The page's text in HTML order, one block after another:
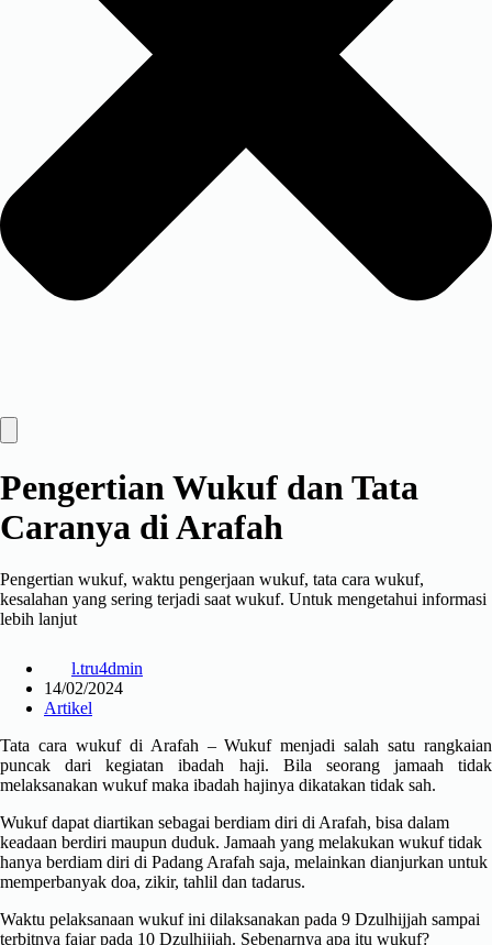
Pengertian Wukuf dan Tata
Caranya di Arafah
Pengertian wukuf, waktu pengerjaan wukuf, tata cara wukuf,
kesalahan yang sering terjadi saat wukuf. Untuk mengetahui informasi
lebih lanjut
l.tru4dmin
14/02/2024
Artikel
Tata cara wukuf di Arafah – Wukuf menjadi salah satu rangkaian
puncak dari kegiatan ibadah haji. Bila seorang jamaah tidak
melaksanakan wukuf maka ibadah hajinya dikatakan tidak sah.
Wukuf dapat diartikan sebagai berdiam diri di Arafah, bisa dalam
keadaan berdiri maupun duduk. Jamaah yang melakukan wukuf tidak
hanya berdiam diri di Padang Arafah saja, melainkan dianjurkan untuk
memperbanyak doa, zikir, tahlil dan tadarus.
Waktu pelaksanaan wukuf ini dilaksanakan pada 9 Dzulhijjah sampai
terbitnya fajar pada 10 Dzulhijjah. Sebenarnya apa itu wukuf?